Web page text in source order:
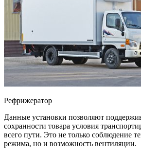
Рефрижератор
Данные установки позволяют
сохранности товара условия
всего пути. Это не только соблюдение
режима, но и возможность вентиляции.